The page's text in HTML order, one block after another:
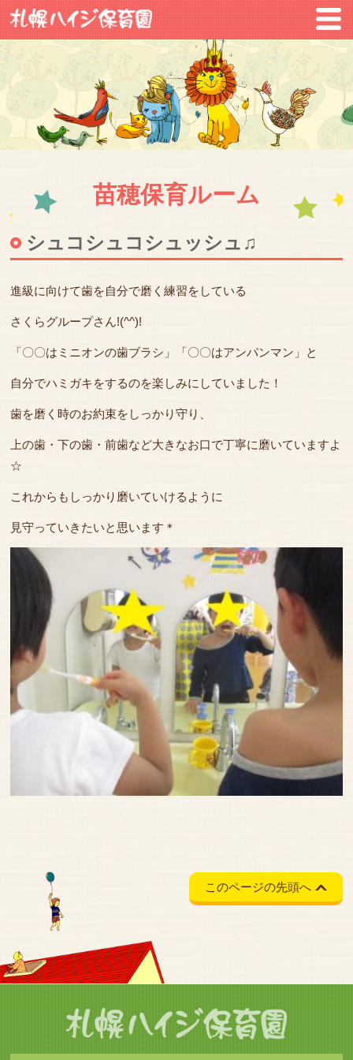
苗穂保育ルーム
シュコシュコシュッシュ♫
進級に向けて歯を自分で磨く練習をしている
さくらグループさん!(^^)!
「〇〇はミニオンの歯ブラシ」「〇〇はアンパンマン」と
自分でハミガキをするのを楽しみにしていました！
歯を磨く時のお約束をしっかり守り、
上の歯・下の歯・前歯など大きなお口で丁寧に磨いていますよ
☆
これからもしっかり磨いていけるように
見守っていきたいと思います＊
このページの先頭へ